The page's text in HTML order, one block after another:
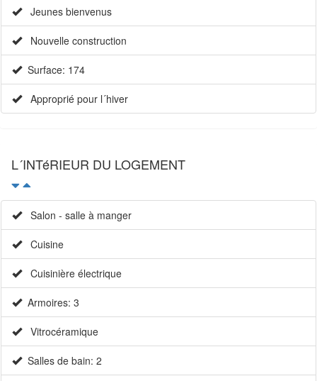
Jeunes bienvenus
Nouvelle construction
Surface: 174
Approprié pour l´hiver
L´INTéRIEUR DU LOGEMENT
Salon - salle à manger
Cuisine
Cuisinière électrique
Armoires: 3
Vitrocéramique
Salles de bain: 2